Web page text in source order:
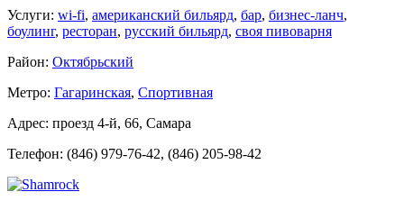
Услуги: wi-fi, американский бильярд, бар, бизнес-ланч,
боулинг, ресторан, русский бильярд, своя пивоварня
Район: Октябрьский
Метро: Гагаринская, Спортивная
Адрес: проезд 4-й, 66, Самара
Телефон: (846) 979-76-42, (846) 205-98-42